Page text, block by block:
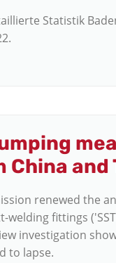
Statistik
and
renewed the
fittings
investigation
to lapse.